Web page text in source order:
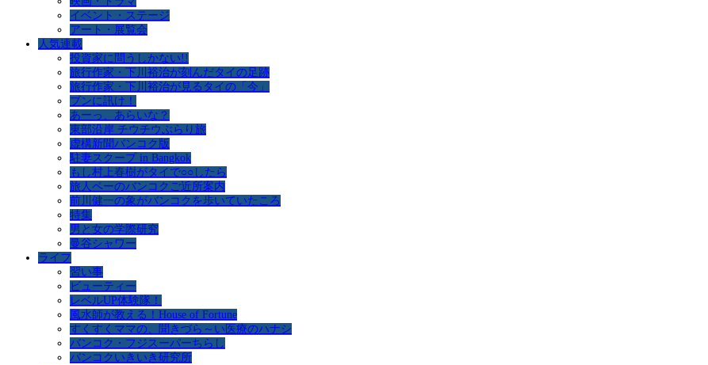
イベント・ステージ
アート・展覧会
人気連載
投資家に問うしかない!!
旅行作家・下川裕治が刻んだタイの足跡
旅行作家・下川裕治が見るタイの「今」
ブンに訊け！
あーっ、あらいな？
東部沿岸 チウチウぶらり旅
虚構新聞バンコク版
駐妻スクープ in Bangkok
もし村上春樹がタイで○○したら
旅人ペーのバンコクご近所案内
前川健一の象がバンコクを歩いていたころ
特集
男と女の学際研究
曼谷シャワー
ライフ
習い事
ビューティー
レベルUP体験隊！
風水師が教える！House of Fortune
すくすくママの、聞きづら～い医療のハナシ
バンコク・フジスーパーちらし
バンコクいきいき研究所